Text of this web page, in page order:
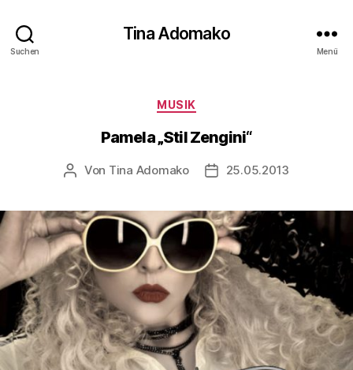
Suchen
Tina Adomako
Menü
Kategorien
MUSIK
Pamela „Stil Zengini“
Beitragsautor
Von Tina Adomako Veröffentlichungsdatum
25.05.2013